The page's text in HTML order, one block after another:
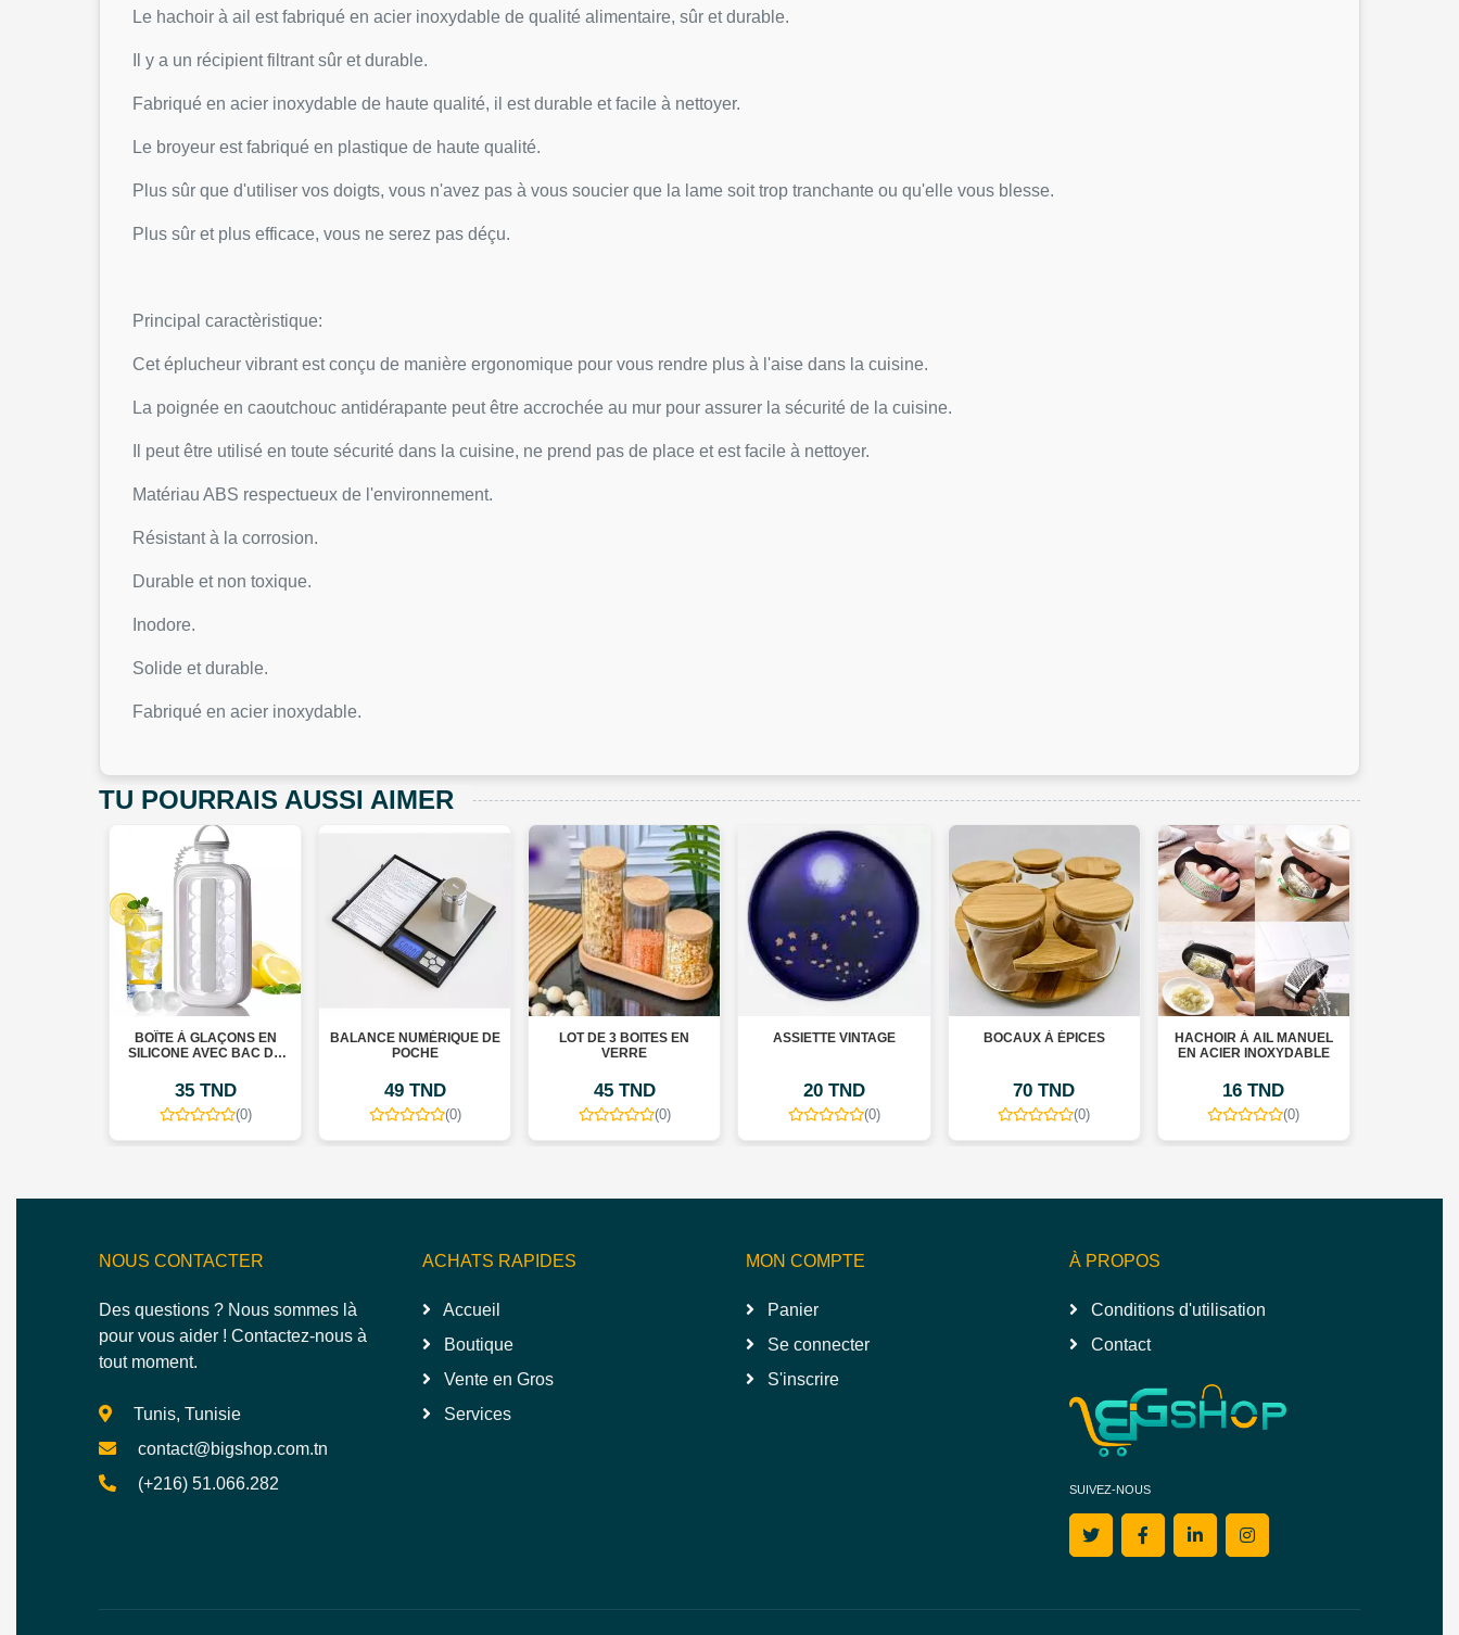
Le hachoir à ail est fabriqué en acier inoxydable de qualité alimentaire, sûr et durable.
Il y a un récipient filtrant sûr et durable.
Fabriqué en acier inoxydable de haute qualité, il est durable et facile à nettoyer.
Le broyeur est fabriqué en plastique de haute qualité.
Plus sûr que d'utiliser vos doigts, vous n'avez pas à vous soucier que la lame soit trop tranchante ou qu'elle vous blesse.
Plus sûr et plus efficace, vous ne serez pas déçu.
Principal caractèristique:
Cet éplucheur vibrant est conçu de manière ergonomique pour vous rendre plus à l'aise dans la cuisine.
La poignée en caoutchouc antidérapante peut être accrochée au mur pour assurer la sécurité de la cuisine.
Il peut être utilisé en toute sécurité dans la cuisine, ne prend pas de place et est facile à nettoyer.
Matériau ABS respectueux de l'environnement.
Résistant à la corrosion.
Durable et non toxique.
Inodore.
Solide et durable.
Fabriqué en acier inoxydable.
TU POURRAIS AUSSI AIMER
BALANCE NUMÉRIQUE DE
POCHE
49 TND
LOT DE 3 BOITES EN
45 TND
ASSIETTE VINTAGE
20 TND
BOCAUX À ÉPICES
70 TND
HACHOIR À AIL MANUEL
16 TND
COUPE-POMMES DE
TERRE PROFESSIONNEL
ANTIDÉRAPANT
39 TND
NOUS CONTACTER
Des questions ? Nous sommes là
pour vous aider ! Contactez-nous à
tout moment.
Tunis, Tunisie
contact@bigshop.com.tn
(+216) 51.066.282
ACHATS RAPIDES
Accueil
Boutique
Vente en Gros
Services
MON COMPTE
Panier
Se connecter
S'inscrire
À PROPOS
Conditions d'utilisation
Contact
SUIVEZ-NOUS